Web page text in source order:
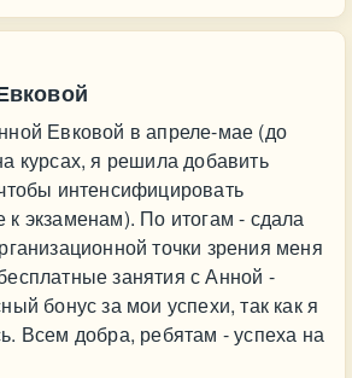
Евковой в апреле-мае (до
курсах, я решила добавить
интенсифицировать
к экзаменам). По итогам - сдала
точки зрения меня
занятия с Анной -
бонус за мои успехи, так как я
Всем добра, ребятам - успеха на